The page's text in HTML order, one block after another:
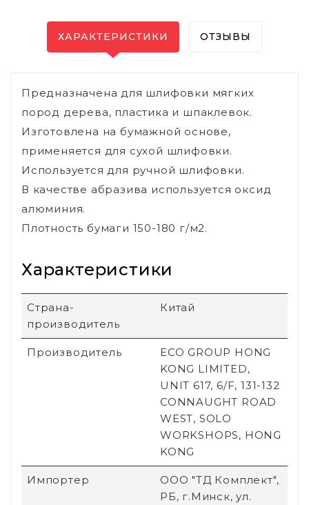
ХАРАКТЕРИСТИКИ ОТЗЫВЫ
Предназначена для шлифовки мягких
пород дерева, пластика и шпаклевок.
Изготовлена на бумажной основе,
применяется для сухой шлифовки.
Используется для ручной шлифовки.
В качестве абразива используется оксид
алюминия.
Плотность бумаги 150-180 г/м2.
Характеристики
Страна-
производитель
Китай
Производитель
ECO GROUP HONG
KONG LIMITED,
UNIT 617, 6/F, 131-132
CONNAUGHT ROAD
WEST, SOLO
WORKSHOPS, HONG
KONG
Импортер
ООО "ТД Комплект",
РБ, г.Минск, ул.